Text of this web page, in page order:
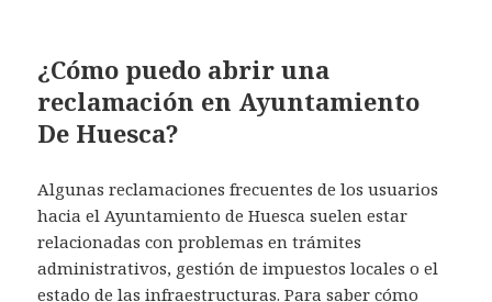
¿Cómo puedo abrir una
reclamación en Ayuntamiento
De Huesca?
Algunas reclamaciones frecuentes de los usuarios
hacia el Ayuntamiento de Huesca suelen estar
relacionadas con problemas en trámites
administrativos, gestión de impuestos locales o el
estado de las infraestructuras. Para saber cómo